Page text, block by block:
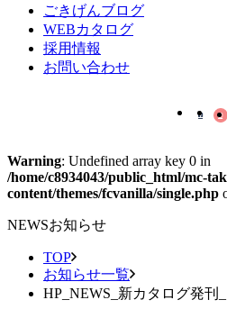
ごきげんブログ
WEBカタログ
採用情報
お問い合わせ
Warning: Undefined array key 0 in
/home/c8934043/public_html/mc-
content/themes/fcvanilla/single.php
NEWSお知らせ
TOP
お知らせ一覧
HP_NEWS_新カタログ発刊